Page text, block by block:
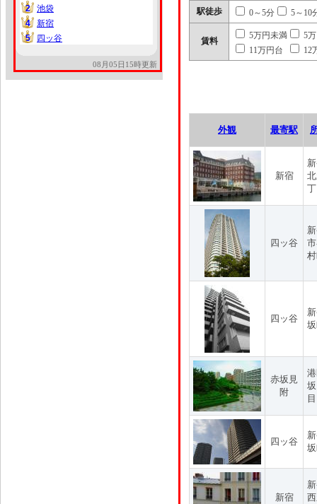
2
2
池袋
4
4
新宿
5
5 四ッ谷
08月05日15時更新
駅徒歩 0～5分 5～10
賃料
5万円未満
5
11万円台
12
外観 最寄駅
新宿
四ッ谷
四ッ谷
赤坂見
附
目
四ッ谷
新宿